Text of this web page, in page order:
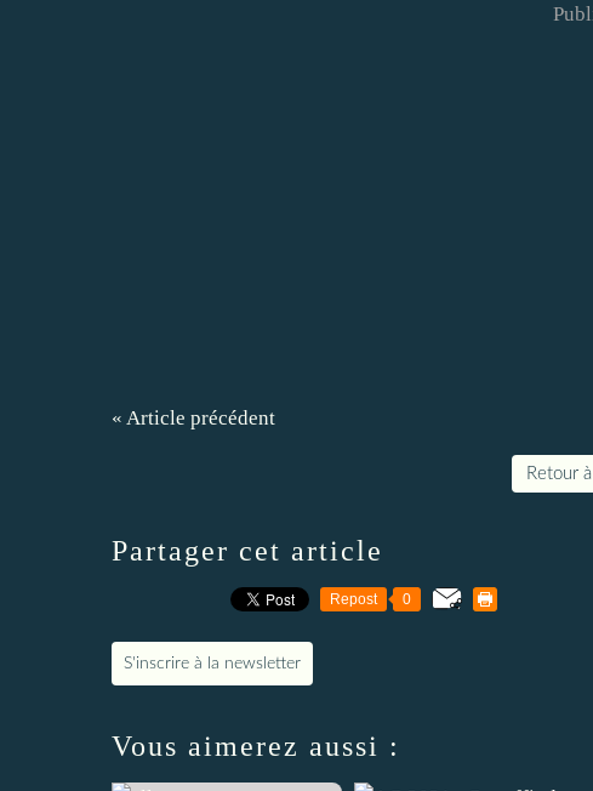
« Article précédent
Retour
Partager cet article
Repost 0
S'inscrire à la newsletter
Vous aimerez aussi :